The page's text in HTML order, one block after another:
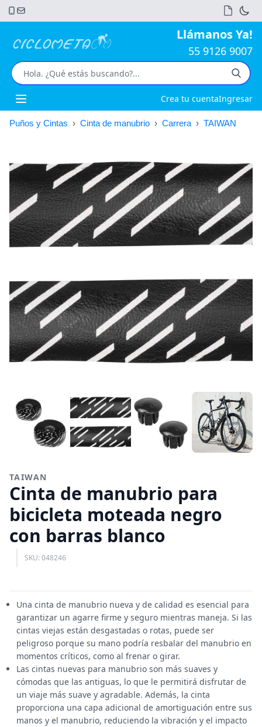
Llámanos Ya!
55 9126 9007
Open main menu Crea tu cuentaIngresar
Puños y Cintas › Cinta de manubrio › Carrera › TAIWAN
TAIWAN
Cinta de manubrio para
bicicleta moteada negro
con barras blanco
SKU: 048246
Una cinta de manubrio nueva y de calidad es esencial para
garantizar un agarre firme y seguro mientras maneja. Si las
cintas viejas están desgastadas o rotas, puede ser
peligroso porque su mano podría resbalar del manubrio en
momentos críticos, como al frenar o girar.
Las cintas nuevas para manubrio son más suaves y
cómodas que las antiguas, lo que le permitirá disfrutar de
un viaje más suave y agradable. Además, la cinta
proporciona una capa adicional de amortiguación entre sus
manos y el manubrio, reduciendo la vibración y el impacto